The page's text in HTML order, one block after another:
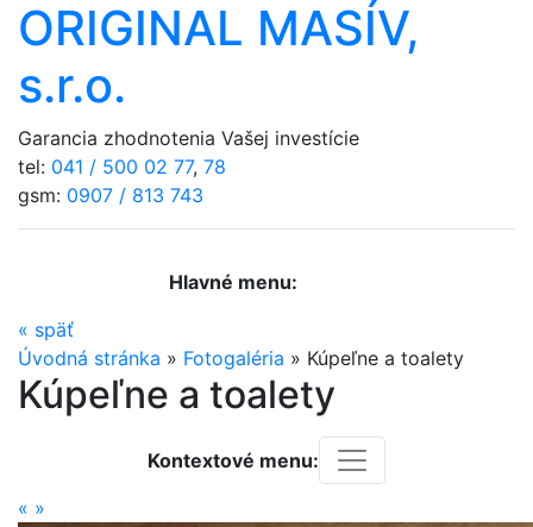
ORIGINAL MASÍV,
s.r.o.
Garancia zhodnotenia Vašej investície
tel: 041 / 500 02 77, 78
gsm: 0907 / 813 743
Hlavné menu:
« späť
Úvodná stránka » Fotogaléria » Kúpeľne a toalety
Kúpeľne a toalety
Kontextové menu:
« »